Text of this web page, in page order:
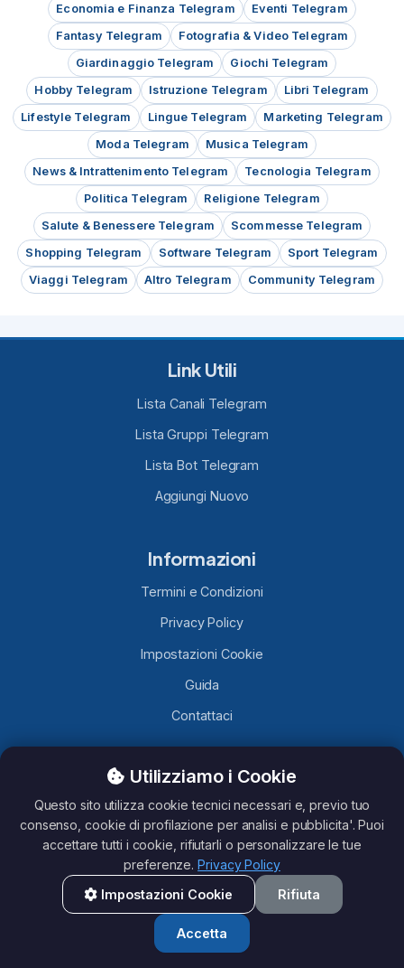
Economia e Finanza Telegram
Eventi Telegram
Fantasy Telegram
Fotografia & Video Telegram
Giardinaggio Telegram
Giochi Telegram
Hobby Telegram
Istruzione Telegram
Libri Telegram
Lifestyle Telegram
Lingue Telegram
Marketing Telegram
Moda Telegram
Musica Telegram
News & Intrattenimento Telegram
Tecnologia Telegram
Politica Telegram
Religione Telegram
Salute & Benessere Telegram
Scommesse Telegram
Shopping Telegram
Software Telegram
Sport Telegram
Viaggi Telegram
Altro Telegram Community Telegram
Link Utili
Lista Canali Telegram
Lista Gruppi Telegram
Lista Bot Telegram
Aggiungi Nuovo
Informazioni
Termini e Condizioni
Privacy Policy
Impostazioni Cookie
Guida
Contattaci
TelegramLobby.comè un sito contenente Canali, Gruppi e
Bot Telegram caricati da utenti Telegram, non ci assumiamo
nessuna responsabilità del loro contenuto. Questo sito non è
affiliato con Telegram.
All rights reserved - TelegramLobby ©2026
Utilizziamo i Cookie
Questo sito utilizza cookie tecnici necessari e, previo tuo
consenso, cookie di profilazione per analisi e pubblicita'. Puoi
accettare tutti i cookie, rifiutarli o personalizzare le tue
preferenze.Privacy Policy
Impostazioni Cookie
Rifiuta
Accetta